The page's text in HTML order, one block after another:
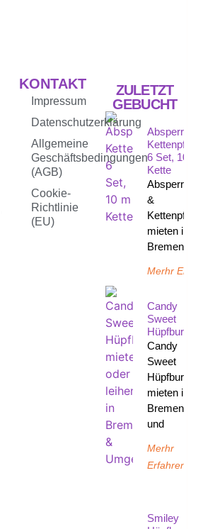
KONTAKT
Impressum
Datenschutzerklärung
Allgemeine
Geschäftsbedingungen
(AGB)
Cookie-
Richtlinie
(EU)
ZULETZT
GEBUCHT
6 Set, 10 M
Kette
&
mieten in
Bremen und
Merhr
Candy
Sweet
Hüpfburg
Candy
Sweet
Hüpfburg
mieten in
Bremen
und
Merhr
Erfahren
Smiley